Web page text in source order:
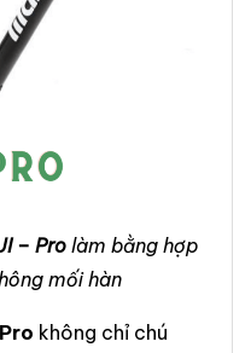
– Prolàm bằng hợp
mối hàn
không chỉ chú